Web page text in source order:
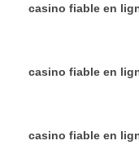
casino fiable en
casino fiable en
casino fiable en